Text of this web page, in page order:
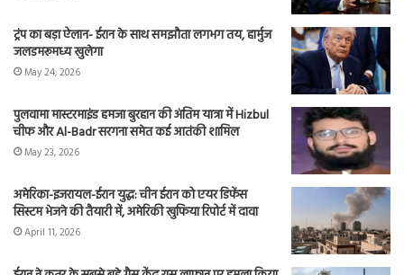
ट्रंप का बड़ा ऐलान- ईरान के साथ समझौता लगभग तय, हार्मुज
जलडमरूमध्य खुलेगा
May 24, 2026
पुलवामा मास्टरमाइंड हमजा बुरहान की अंतिम यात्रा में Hizbul
चीफ और Al-Badr सरगना समेत कई आतंकी शामिल
May 23, 2026
अमेरिका-इजरायल-ईरान युद्ध: चीन ईरान को एयर डिफेंस
सिस्टम भेजने की तैयारी में, अमेरिकी खुफिया रिपोर्ट में दावा
April 11, 2026